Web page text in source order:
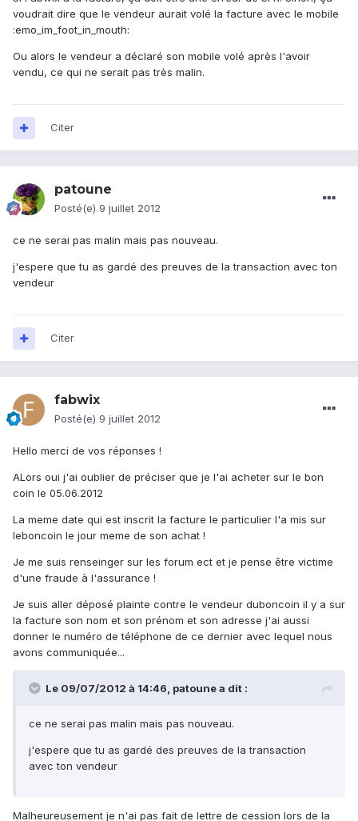
voudrait dire que le vendeur aurait volé la facture avec le mobile
:emo_im_foot_in_mouth:
Ou alors le vendeur a déclaré son mobile volé après l'avoir
vendu, ce qui ne serait pas très malin.
Citer
patoune
Posté(e) 9 juillet 2012
ce ne serai pas malin mais pas nouveau.
j'espere que tu as gardé des preuves de la transaction avec ton
vendeur
Citer
fabwix
Posté(e) 9 juillet 2012
Hello merci de vos réponses !
ALors oui j'ai oublier de préciser que je l'ai acheter sur le bon
coin le 05.06.2012
La meme date qui est inscrit la facture le particulier l'a mis sur
leboncoin le jour meme de son achat !
Je me suis renseinger sur les forum ect et je pense être victime
d'une fraude à l'assurance !
Je suis aller déposé plainte contre le vendeur duboncoin il y a sur
la facture son nom et son prénom et son adresse j'ai aussi
donner le numéro de téléphone de ce dernier avec lequel nous
avons communiquée...
Le 09/07/2012 à 14:46, patoune a dit :
ce ne serai pas malin mais pas nouveau.
j'espere que tu as gardé des preuves de la transaction
avec ton vendeur
Malheureusement je n'ai pas fait de lettre de cession lors de la